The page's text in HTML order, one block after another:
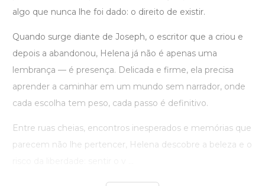
algo que nunca lhe foi dado: o direito de existir.
Quando surge diante de Joseph, o escritor que a criou e
depois a abandonou, Helena já não é apenas uma
lembrança — é presença. Delicada e firme, ela precisa
aprender a caminhar em um mundo sem narrador, onde
cada escolha tem peso, cada passo é definitivo.
Entre ruas cheias, encontros inesperados e memórias que
parecem não lhe pertencer, Helena descobre a beleza e o